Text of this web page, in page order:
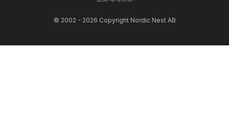
© 2002 - 2026 Copyright Nordic Nest AB